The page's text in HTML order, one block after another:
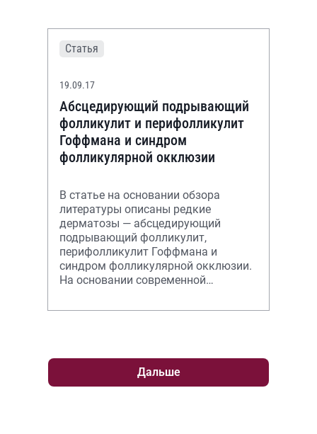
Статья
19.09.17
Абсцедирующий подрывающий
фолликулит и перифолликулит
Гоффмана и синдром
фолликулярной окклюзии
В статье на основании обзора
литературы описаны редкие
дерматозы — абсцедирующий
подрывающий фолликулит,
перифолликулит Гоффмана и
синдром фолликулярной окклюзии.
На основании современной
наблюдений представлена
Дальше